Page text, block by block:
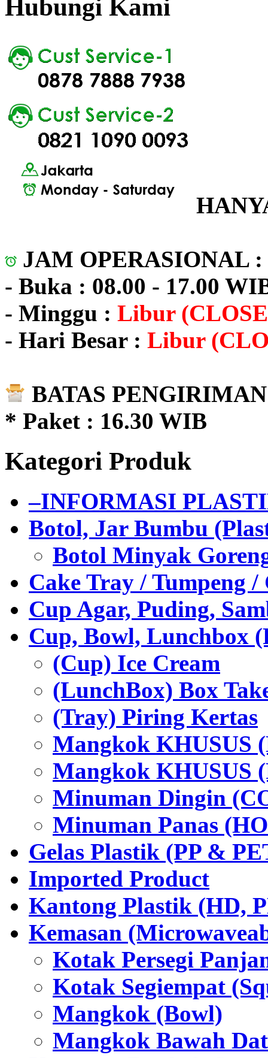
Hubungi Kami
JAM OPERASIONAL :
- Buka : 08.00 - 17.00
- Minggu : Libur
- Hari Besar : Libur
BATAS
* Paket : 16.30 WIB
Kategori Produk
–INFORMASI
Botol, Jar Bumbu
Botol Minyak
Cake Tray / Tumpeng /
Cup Agar, Puding,
Cup, Bowl, Lunchbox
(Cup) Ice Cream
(LunchBox) Box
(Tray) Piring Kertas
Mangkok KHUSUS
Mangkok KHUSUS
Minuman Dingin
Minuman Panas
Gelas Plastik (PP &
Imported Product
Kantong Plastik (HD,
Kemasan
Kotak Persegi
Kotak Segiempat
Mangkok (Bowl)
Mangkok Bawah